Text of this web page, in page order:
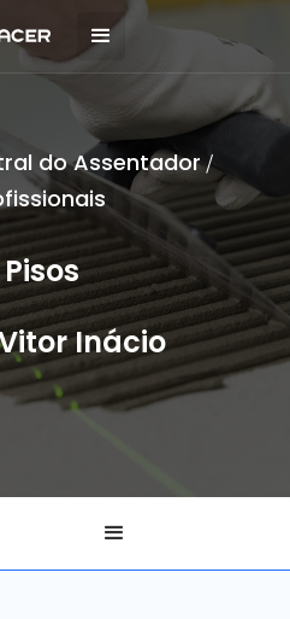
do Assentador/
Inácio